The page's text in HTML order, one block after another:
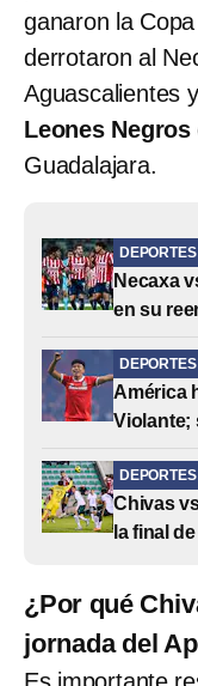
ganaron la
derrotaron al
Aguascalientes
Leones Negros
Guadalajara.
DEPORTES
Necaxa
en su
DEPORTES
América
Violante;
DEPORTES
Chivas
la final
¿Por qué
jornada del